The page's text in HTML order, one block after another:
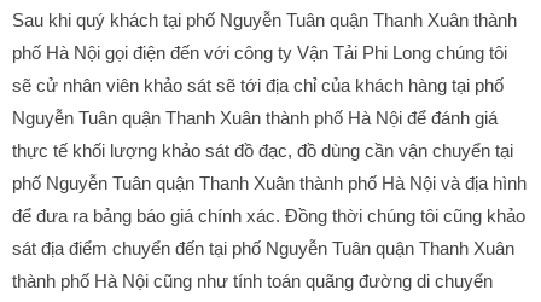
Sau khi quý khách tại phố Nguyễn Tuân quận Thanh Xuân thành
phố Hà Nội gọi điện đến với công ty Vận Tải Phi Long chúng tôi
sẽ cử nhân viên khảo sát sẽ tới địa chỉ của khách hàng tại phố
Nguyễn Tuân quận Thanh Xuân thành phố Hà Nội để đánh giá
thực tế khối lượng khảo sát đồ đạc, đồ dùng cần vận chuyển tại
phố Nguyễn Tuân quận Thanh Xuân thành phố Hà Nội và địa hình
để đưa ra bảng báo giá chính xác. Đồng thời chúng tôi cũng khảo
sát địa điểm chuyển đến tại phố Nguyễn Tuân quận Thanh Xuân
thành phố Hà Nội cũng như tính toán quãng đường di chuyển